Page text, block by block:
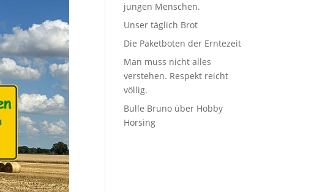
jungen Menschen.
Unser täglich Brot
Die Paketboten der Erntezeit
Man muss nicht alles
verstehen. Respekt reicht
völlig.
Bulle Bruno über Hobby
Horsing